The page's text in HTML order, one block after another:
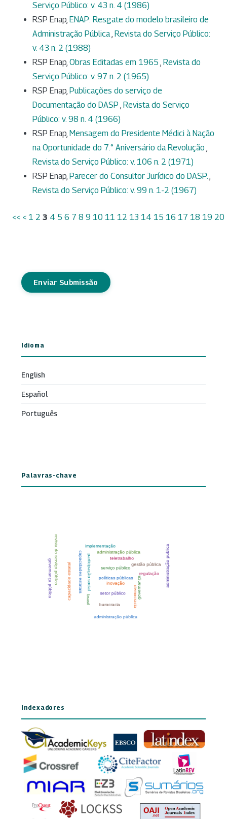
Serviço Público: v. 43 n. 4 (1986)
RSP Enap, ENAP: Resgate do modelo brasileiro de
Administração Pública, Revista do Serviço Público:
v. 43 n. 2 (1988)
RSP Enap, Obras Editadas em 1965 , Revista do
Serviço Público: v. 97 n. 2 (1965)
RSP Enap, Publicações do serviço de
Documentação do DASP , Revista do Serviço
Público: v. 98 n. 4 (1966)
RSP Enap, Mensagem do Presidente Médici à Nação
na Oportunidade do 7.° Aniversário da Revolução ,
Revista do Serviço Público: v. 106 n. 2 (1971)
RSP Enap, Parecer do Consultor Jurídico do DASP.,
Revista do Serviço Público: v. 99 n. 1-2 (1967)
<< < 1 2 3 4 5 6 7 8 9 10 11 12 13 14 15 16 17 18 19 20
Enviar Submissão
Idioma
English
Español
Português
Palavras-chave
Indexadores